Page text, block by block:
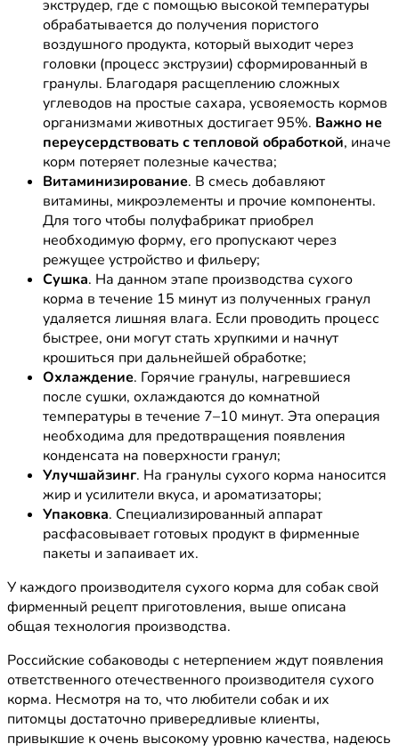
экструдер, где с помощью высокой температуры
обрабатывается до получения пористого
воздушного продукта, который выходит через
головки (процесс экструзии) сформированный в
гранулы. Благодаря расщеплению сложных
углеводов на простые сахара, усвояемость кормов
организмами животных достигает 95%. Важно не
переусердствовать с тепловой обработкой, иначе
корм потеряет полезные качества;
Витаминизирование. В смесь добавляют
витамины, микроэлементы и прочие компоненты.
Для того чтобы полуфабрикат приобрел
необходимую форму, его пропускают через
режущее устройство и фильеру;
Сушка. На данном этапе производства сухого
корма в течение 15 минут из полученных гранул
удаляется лишняя влага. Если проводить процесс
быстрее, они могут стать хрупкими и начнут
крошиться при дальнейшей обработке;
Охлаждение. Горячие гранулы, нагревшиеся
после сушки, охлаждаются до комнатной
температуры в течение 7–10 минут. Эта операция
необходима для предотвращения появления
конденсата на поверхности гранул;
Улучшайзинг. На гранулы сухого корма наносится
жир и усилители вкуса, и ароматизаторы;
Упаковка. Специализированный аппарат
расфасовывает готовых продукт в фирменные
пакеты и запаивает их.
У каждого производителя сухого корма для собак свой
фирменный рецепт приготовления, выше описана
общая технология производства.
Российские собаководы с нетерпением ждут появления
ответственного отечественного производителя сухого
корма. Несмотря на то, что любители собак и их
питомцы достаточно привередливые клиенты,
привыкшие к очень высокому уровню качества, надеюсь